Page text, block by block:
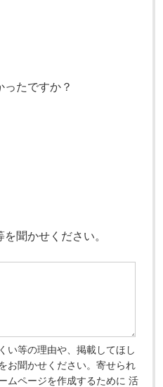
ったですか？
聞かせください。
い等の理由や、掲載してほし
お聞かせください。寄せられ
ムページを作成するために 活